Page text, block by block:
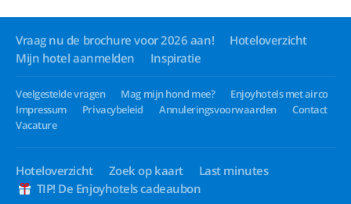
Vraag nu de brochure voor 2026 aan!
Hoteloverzicht
Mijn hotel aanmelden
Inspiratie
Veelgestelde vragen Mag mijn hond mee?
Enjoyhotels met airco
Impressum
Privacybeleid Annuleringsvoorwaarden
Contact
Vacature
Hoteloverzicht Zoek op kaart
Last minutes
TIP! De Enjoyhotels cadeaubon